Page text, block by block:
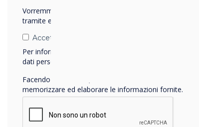
Vorremmo contattarti in merito ai nostri prodotti e
tramite e-mail, telefono o posta.
Accetto di ricevere comunicazioni da
Per informazioni su come raccogliamo e utilizziamo i
dati personali, visitate la nostra
Facendo clic su Invia, l'utente acconsente a
memorizzare ed elaborare le informazioni fornite.